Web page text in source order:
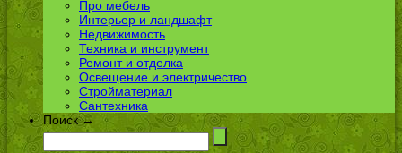
Про мебель
Интерьер и ландшафт
Недвижимость
Техника и инструмент
Ремонт и отделка
Освещение и электричество
Стройматериал
Сантехника
Поиск →